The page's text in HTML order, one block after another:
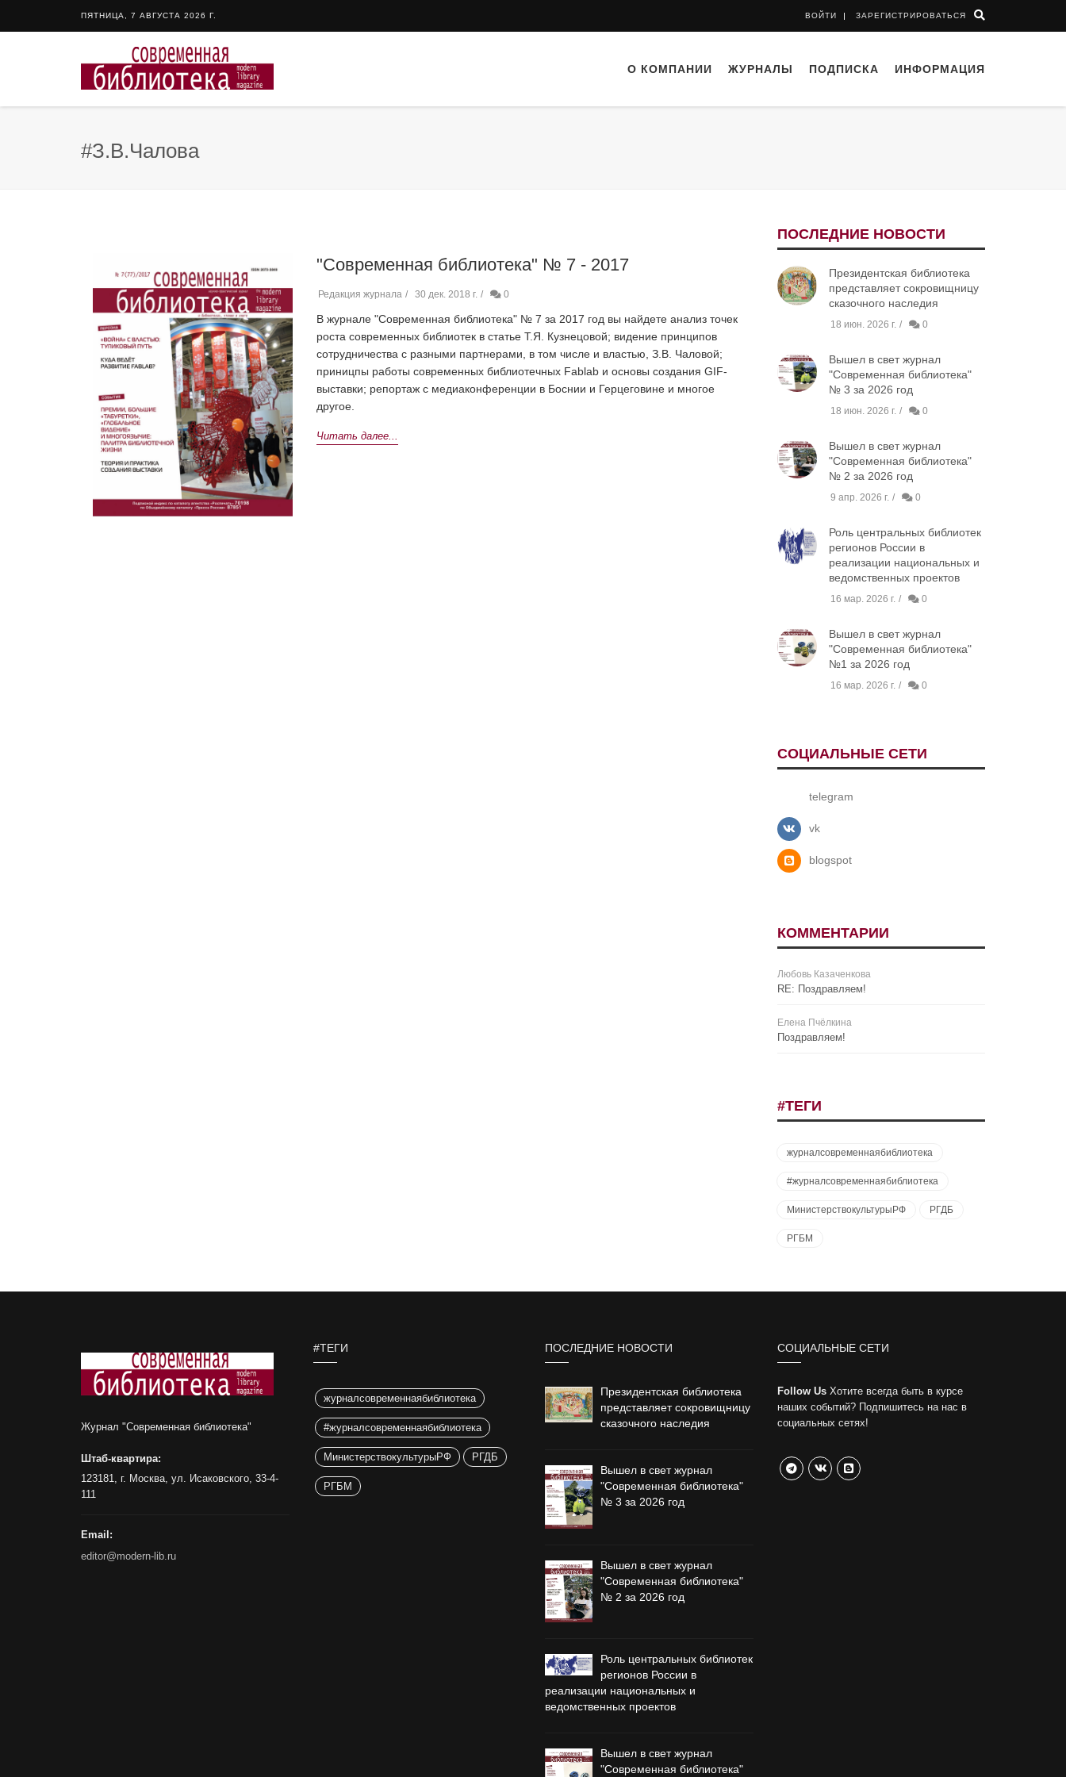
ПЯТНИЦА, 7 АВГУСТА 2026 Г. ВОЙТИ ЗАРЕГИСТРИРОВАТЬСЯ
О КОМПАНИИ ЖУРНАЛЫ ПОДПИСКА ИНФОРМАЦИЯ
#З.В.Чалова
"Современная библиотека" № 7 - 2017
Редакция журнала 30 дек. 2018 г. 0
В журнале "Современная библиотека" № 7 за 2017 год вы найдете анализ точек
роста современных библиотек в статье Т.Я. Кузнецовой; видение принципов
сотрудничества с разными партнерами, в том числе и властью, З.В. Чаловой;
приницпы работы современных библиотечных Fablab и основы создания GIF-
выставки; репортаж с медиаконференции в Боснии и Герцеговине и многое
другое.
Читать далее...
ПОСЛЕДНИЕ НОВОСТИ
Президентская библиотека
представляет сокровищницу
сказочного наследия
18 июн. 2026 г. 0
Вышел в свет журнал
"Современная библиотека"
№ 3 за 2026 год
18 июн. 2026 г. 0
Вышел в свет журнал
"Современная библиотека"
№ 2 за 2026 год
9 апр. 2026 г. 0
Роль центральных библиотек
регионов России в
реализации национальных и
ведомственных проектов
16 мар. 2026 г. 0
Вышел в свет журнал
"Современная библиотека"
№1 за 2026 год
16 мар. 2026 г. 0
СОЦИАЛЬНЫЕ СЕТИ
telegram
vk
blogspot
КОММЕНТАРИИ
Любовь Казаченкова
RE: Поздравляем!
Елена Пчёлкина
Поздравляем!
#ТЕГИ
журналсовременнаябиблиотека
#журналсовременнаябиблиотека
МинистерствокультурыРФ РГДБ
РГБМ
Журнал "Современная библиотека"
Штаб-квартира:
123181, г. Москва, ул. Исаковского, 33-4-
111
Email:
editor@modern-lib.ru
#ТЕГИ
журналсовременнаябиблиотека
#журналсовременнаябиблиотека
МинистерствокультурыРФ РГДБ
РГБМ
ПОСЛЕДНИЕ НОВОСТИ
Президентская библиотека
представляет сокровищницу
сказочного наследия
Вышел в свет журнал
"Современная библиотека"
№ 3 за 2026 год
Вышел в свет журнал
"Современная библиотека"
№ 2 за 2026 год
Роль центральных библиотек
регионов России в
реализации национальных и
ведомственных проектов
Вышел в свет журнал
"Современная библиотека"
СОЦИАЛЬНЫЕ СЕТИ
Follow UsХотите всегда быть в курсе
наших событий? Подпишитесь на нас в
социальных сетях!